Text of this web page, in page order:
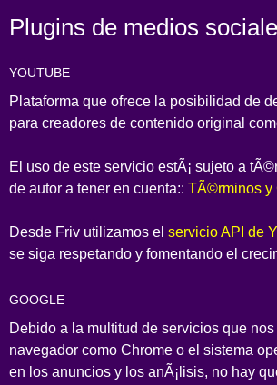
Plugins de medios
YOUTUBE
Plataforma que ofrece la posibilidad de
para creadores de contenido original
El uso de este servicio estÃ¡ sujeto a
de autor a tener en cuenta:: TÃ©rminos y
Desde Friv utilizamos el servicio API de
se siga respetando y fomentando el
GOOGLE
Debido a la multitud de servicios que
navegador como Chrome o el sistema
en los anuncios y los anÃ¡lisis, no hay